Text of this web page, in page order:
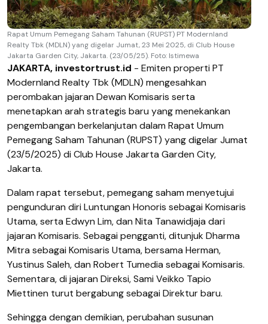
Rapat Umum Pemegang Saham Tahunan (RUPST) PT Modernland
Realty Tbk (MDLN) yang digelar Jumat, 23 Mei 2025, di Club House
Jakarta Garden City, Jakarta. (23/05/25). Foto: Istimewa
JAKARTA, investortrust.id - Emiten properti PT
Modernland Realty Tbk (MDLN) mengesahkan
perombakan jajaran Dewan Komisaris serta
menetapkan arah strategis baru yang menekankan
pengembangan berkelanjutan dalam Rapat Umum
Pemegang Saham Tahunan (RUPST) yang digelar Jumat
(23/5/2025) di Club House Jakarta Garden City,
Jakarta.
Dalam rapat tersebut, pemegang saham menyetujui
pengunduran diri Luntungan Honoris sebagai Komisaris
Utama, serta Edwyn Lim, dan Nita Tanawidjaja dari
jajaran Komisaris. Sebagai pengganti, ditunjuk Dharma
Mitra sebagai Komisaris Utama, bersama Herman,
Yustinus Saleh, dan Robert Tumedia sebagai Komisaris.
Sementara, di jajaran Direksi, Sami Veikko Tapio
Miettinen turut bergabung sebagai Direktur baru.
Sehingga dengan demikian, perubahan susunan